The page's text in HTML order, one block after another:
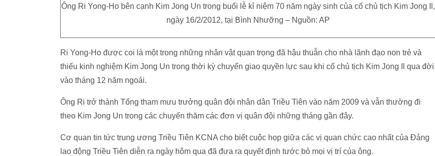
Ông Ri Yong-Ho bên cạnh Kim Jong Un trong buổi lễ kỉ niệm 70 năm ngày sinh của cố chủ tịch Kim Jong Il,
ngày 16/2/2012, tại Bình Nhưỡng – Nguồn: AP
Ri Yong-Ho được coi là một trong những nhân vật quan trọng đã hậu thuẫn cho nhà lãnh đạo non trẻ và
thiếu kinh nghiệm Kim Jong Un trong thời kỳ chuyển giao quyền lực sau khi cố chủ tịch Kim Jong Il qua đời
vào tháng 12 năm ngoái.
Ông Ri trở thành Tổng tham mưu trưởng quân đội nhân dân Triều Tiên vào năm 2009 và vẫn thường đi
theo Kim Jong Un trong các chuyến thăm các đơn vị quân đội những tháng gần đây.
Cơ quan tin tức trung ương Triều Tiên KCNA cho biết cuộc họp giữa các vị quan chức cao nhất của Đảng
lao động Triều Tiên diễn ra ngày hôm qua đã đưa ra quyết định tước bỏ mọi vị trí của ông.